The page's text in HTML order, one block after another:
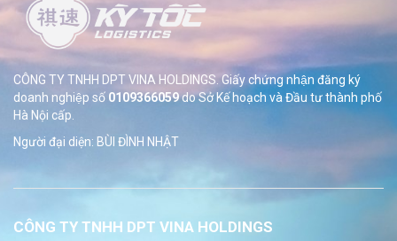
CÔNG TY TNHH DPT VINA HOLDINGS. Giấy chứng nhận đăng ký
doanh nghiệp số 0109366059do SởKế hoạch và Đầu tư thành phố
Hà Nội cấp.
Người đại diện: BÙI ĐÌNH NHẬT
CÔNG TY TNHH DPT VINA HOLDINGS